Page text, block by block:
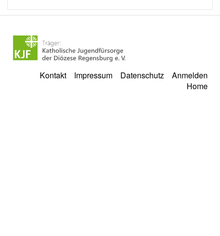
Anmelden
Datenschutz
Impressum
Kontakt
Home